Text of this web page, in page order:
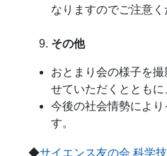
なりますのでご注意く
その他
おとまり会の様子を
せていただくとともに
今後の社会情勢によ
す。
◆サイエンス友の会 科学